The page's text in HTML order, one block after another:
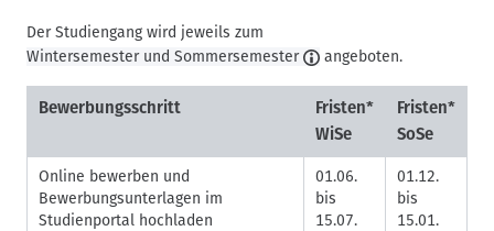
Der Studiengang wird jeweils zum
Wintersemester und Sommersemester
angeboten.
Bewerbungsschritt
Fristen*
WiSe
Fristen*
SoSe
Online bewerben und
Bewerbungsunterlagen im
Studienportal hochladen
01.06.
bis
15.07.
01.12.
bis
15.01.